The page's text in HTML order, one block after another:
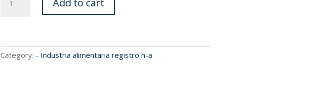
quantity
Add to cart
Category: - Industria alimentaria registro h-a